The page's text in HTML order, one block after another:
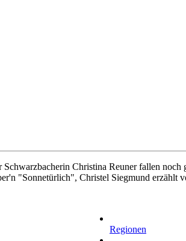
Christina Reuner fallen
"Sonnetürlich", Christel Siegmund
Regionen